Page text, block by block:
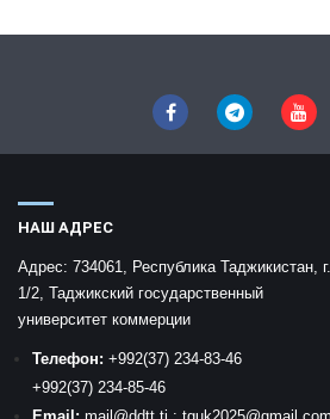
НАШ АДРЕС
Адрес: 734061, Республика Таджикистан,
1/2, Таджикский государственный
университет коммерции
Телефон: +992(37) 234-83-46
+992(37) 234-85-46